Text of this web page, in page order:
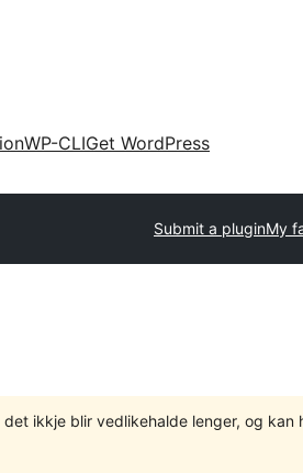
WP-CLIGet WordPress
Submit a pluginMy
det ikkje blir vedlikehalde lenger, og kan